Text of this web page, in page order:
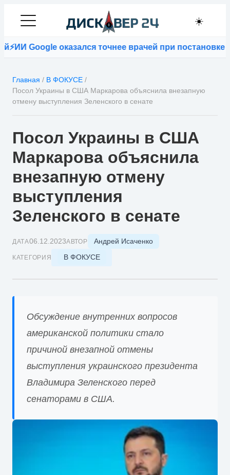
☀️
ИИ Google оказался точнее врачей при постановке
Главная / В ФОКУСЕ /
Посол Украины в США Маркарова объяснила внезапную
отмену выступления Зеленского в сенате
Посол Украины в США
Маркарова объяснила
внезапную отмену
выступления
Зеленского в сенате
ДАТА06.12.2023АВТОР Андрей Исаченко
КАТЕГОРИЯ В ФОКУСЕ
Обсуждение внутренних вопросов
американской политики стало
причиной внезапной отмены
выступления украинского президента
Владимира Зеленского перед
сенаторами в США.